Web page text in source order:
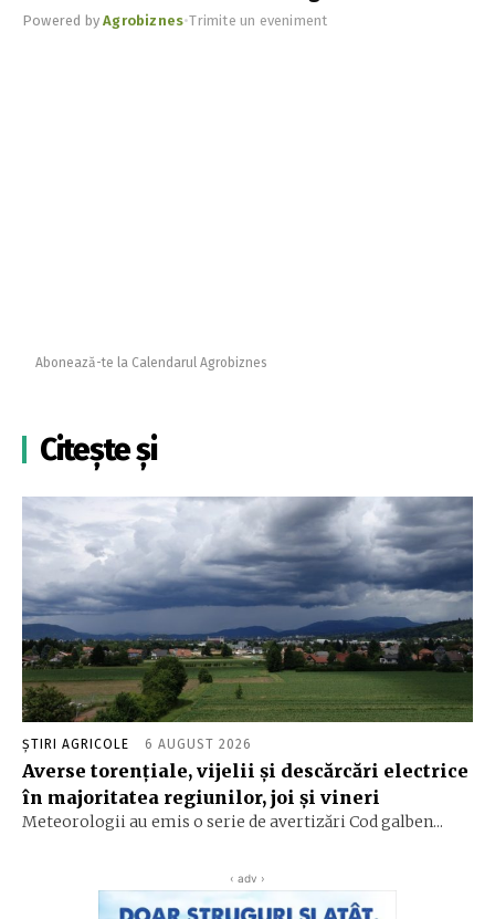
Powered byAgrobiznes•Trimite un eveniment
Abonează-te la Calendarul Agrobiznes
Citește și
ȘTIRI AGRICOLE 6 AUGUST 2026
Averse torențiale, vijelii și descărcări electrice
în majoritatea regiunilor, joi și vineri
Meteorologii au emis o serie de avertizări Cod galben...
‹ adv ›